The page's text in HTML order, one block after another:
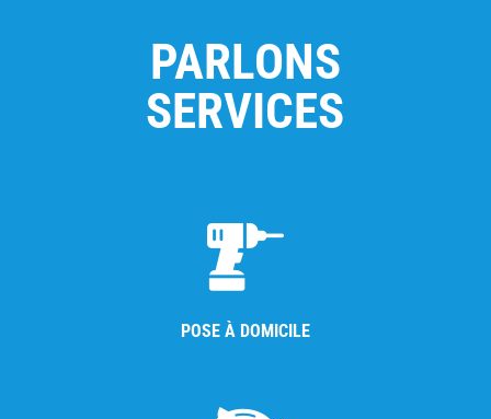
PARLONS
SERVICES
POSE À DOMICILE